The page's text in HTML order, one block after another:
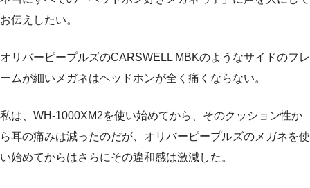
お伝えしたい。
オリバーピープルズのCARSWELL MBKのようなサイドのフレ
ームが細いメガネはヘッドホンが全く痛くならない。
私は、WH-1000XM2を使い始めてから、そのクッション性か
ら耳の痛みは減ったのだが、オリバーピープルズのメガネを使
い始めてからはさらにその違和感は激減した。